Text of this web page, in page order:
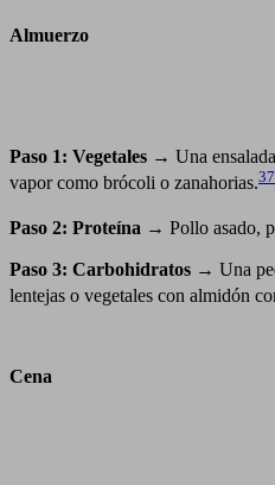
Almuerzo
Paso 1: Vegetales → Una
vapor como brócoli o zanahorias.
Paso 2: Proteína → Pollo asado,
Paso 3: Carbohidratos → Una
lentejas o vegetales con almidón
Cena